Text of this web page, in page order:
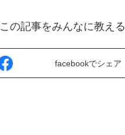
この記事をみんなに教える
facebookでシェア